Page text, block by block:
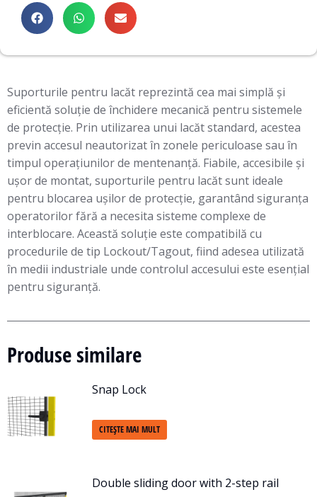
Suporturile pentru lacăt reprezintă cea mai simplă și
eficientă soluție de închidere mecanică pentru sistemele
de protecție. Prin utilizarea unui lacăt standard, acestea
previn accesul neautorizat în zonele periculoase sau în
timpul operațiunilor de mentenanță. Fiabile, accesibile și
ușor de montat, suporturile pentru lacăt sunt ideale
pentru blocarea ușilor de protecție, garantând siguranța
operatorilor fără a necesita sisteme complexe de
interblocare. Această soluție este compatibilă cu
procedurile de tip Lockout/Tagout, fiind adesea utilizată
în medii industriale unde controlul accesului este esențial
pentru siguranță.
Produse similare
Snap Lock
CITEȘTE MAI MULT
Double sliding door with 2-step rail